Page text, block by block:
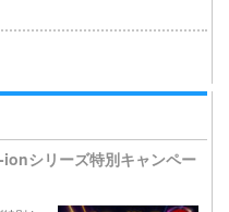
ionシリーズ特別キャンペー